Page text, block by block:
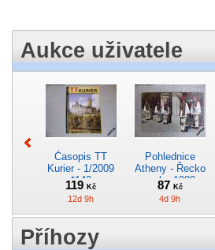
Aukce uživatele
Časopis TT
Kurier - 1/2009
*142
119Kč
12d 9h
Pohlednice
Atheny - Řecko
z roku 1989.
Nová nepoužitá
*5019
87 Kč
4d 9h
Příhozy